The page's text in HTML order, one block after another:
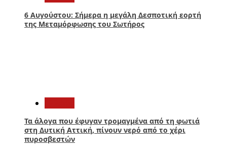
6 Αυγούστου: Σήμερα η μεγάλη Δεσποτική εορτή
της Μεταμόρφωσης του Σωτήρος
Τα άλογα που έφυγαν τρομαγμένα από τη φωτιά
στη Δυτική Αττική, πίνουν νερό από το χέρι
πυροσβεστών